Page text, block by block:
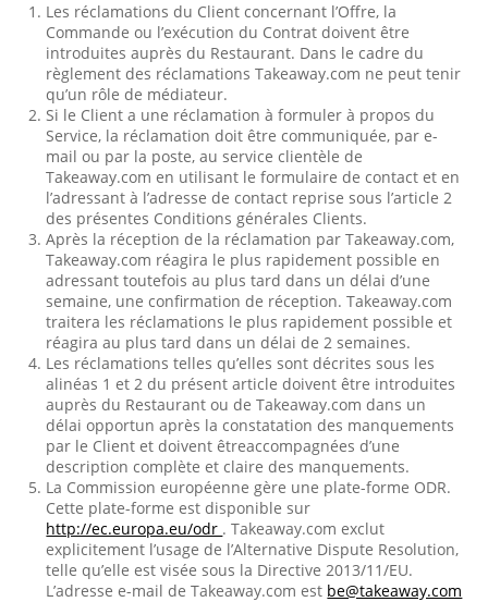
Les réclamations du Client concernant l’Offre, la
Commande ou l’exécution du Contrat doivent être
introduites auprès du Restaurant. Dans le cadre du
règlement des réclamations Takeaway.com ne peut tenir
qu’un rôle de médiateur.
Si le Client a une réclamation à formuler à propos du
Service, la réclamation doit être communiquée, par e-
mail ou par la poste, au service clientèle de
Takeaway.com en utilisant le formulaire de contact et en
l’adressant à l’adresse de contact reprise sous l’article 2
des présentes Conditions générales Clients.
Après la réception de la réclamation par Takeaway.com,
Takeaway.com réagira le plus rapidement possible en
adressant toutefois au plus tard dans un délai d’une
semaine, une confirmation de réception. Takeaway.com
traitera les réclamations le plus rapidement possible et
réagira au plus tard dans un délai de 2 semaines.
Les réclamations telles qu’elles sont décrites sous les
alinéas 1 et 2 du présent article doivent être introduites
auprès du Restaurant ou de Takeaway.com dans un
délai opportun après la constatation des manquements
par le Client et doivent êtreaccompagnées d’une
description complète et claire des manquements.
La Commission européenne gère une plate-forme ODR.
Cette plate-forme est disponible sur
http://ec.europa.eu/odr . Takeaway.com exclut
explicitement l’usage de l’Alternative Dispute Resolution,
telle qu’elle est visée sous la Directive 2013/11/EU.
L’adresse e-mail de Takeaway.com est be@takeaway.com